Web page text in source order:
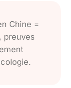
Chine =
preuves